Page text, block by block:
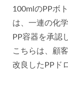
100mlのPPボ
は、一連の化
PP容器を承認
こちらは、顧
改良したPPド